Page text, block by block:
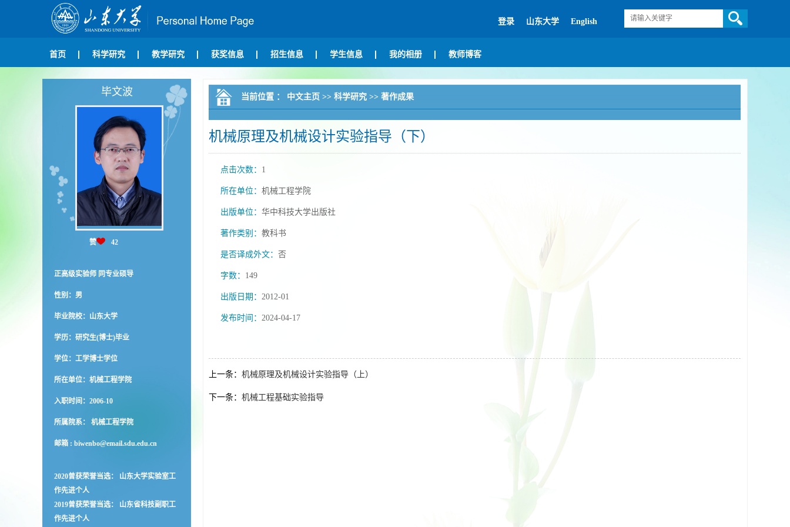
登录 山东大学 English
首页 科学研究 教学研究 获奖信息 招生信息 学生信息 我的相册 教师博客
毕文波
赞 42
正高级实验师 同专业硕导
性别：男
毕业院校：山东大学
学历：研究生(博士)毕业
学位：工学博士学位
所在单位：机械工程学院
入职时间：2006-10
所属院系： 机械工程学院
邮箱 : biwenbo@email.sdu.edu.cn
2020曾获荣誉当选： 山东大学实验室工
作先进个人
2019曾获荣誉当选： 山东省科技副职工
作先进个人
当前位置 ： 中文主页 >> 科学研究 >> 著作成果
机械原理及机械设计实验指导（下）
点击次数： 1
所在单位： 机械工程学院
出版单位： 华中科技大学出版社
著作类别： 教科书
是否译成外文： 否
字数： 149
出版日期： 2012-01
发布时间： 2024-04-17
上一条： 机械原理及机械设计实验指导（上）
下一条： 机械工程基础实验指导